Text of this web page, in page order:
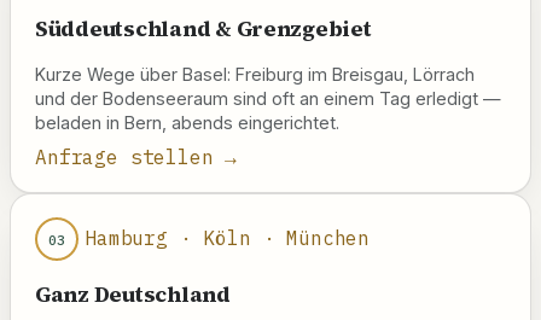
Süddeutschland & Grenzgebiet
Kurze Wege über Basel: Freiburg im Breisgau, Lörrach
und der Bodenseeraum sind oft an einem Tag erledigt —
beladen in Bern, abends eingerichtet.
Anfrage stellen →
03 Hamburg · Köln · München
Ganz Deutschland